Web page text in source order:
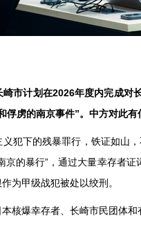
市计划在2026年度内完成
俘虏的南京事件”。中方对此有
犯下的残暴罪行，铁证如山
京的暴行”，通过大量幸存者
为甲级战犯被处以绞刑。
核爆幸存者、长崎市民团体